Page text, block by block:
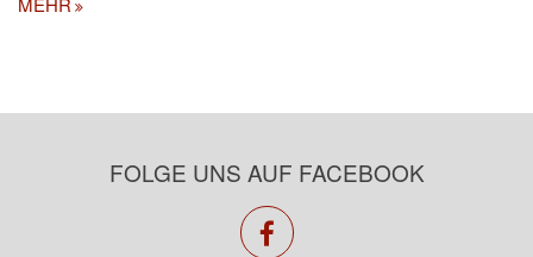
FOLGE UNS AUF FACEBOOK
facebook